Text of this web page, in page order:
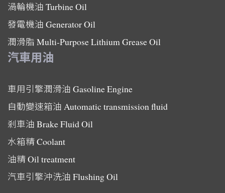
渦輪機油 Turbine Oil
發電機油 Generator Oil
潤滑脂 Multi-Purpose Lithium Grease Oil
汽車用油
車用引擎潤滑油 Gasoline Engine
自動變速箱油 Automatic transmission fluid
剎車油 Brake Fluid Oil
水箱精Coolant
油精Oil treatment
汽車引擎沖洗油 Flushing Oil